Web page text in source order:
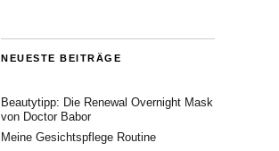
NEUESTE BEITRÄGE
Beautytipp: Die Renewal Overnight Mask
von Doctor Babor
Meine Gesichtspflege Routine